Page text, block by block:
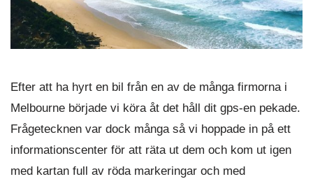
Efter att ha hyrt en bil från en av de många firmorna i
Melbourne började vi köra åt det håll dit gps-en pekade.
Frågetecknen var dock många så vi hoppade in på ett
informationscenter för att räta ut dem och kom ut igen
med kartan full av röda markeringar och med